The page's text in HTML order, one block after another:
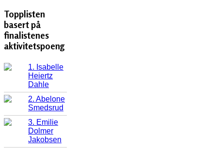
Topplisten
basert på
finalistenes
aktivitetspoeng
1. Isabelle
Heiertz
Dahle
2. Abelone
Smedsrud
3. Emilie
Dolmer
Jakobsen